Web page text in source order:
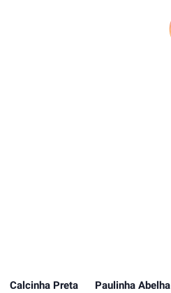
Calcinha Preta Paulinha Abelha